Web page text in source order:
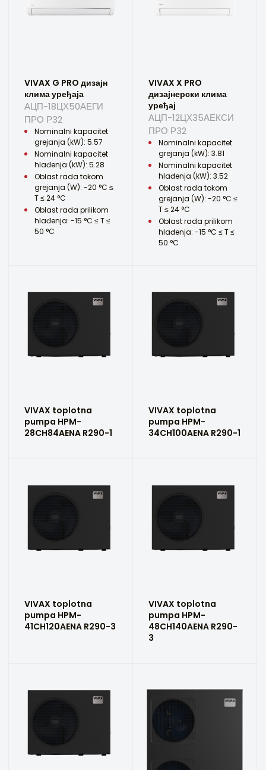
VIVAX G PRO дизајн
клима уређаја
АЦП-18ЦХ50АЕГИ
ПРО Р32
Nominalni kapacitet
grejanja (kW): 5.57
Nominalni kapacitet
hlađenja (kW): 5.28
Oblast rada tokom
grejanja (W): -20 °C ≤
T ≤ 24 °C
Oblast rada prilikom
hlađenja: -15 °C ≤ T ≤
50 °C
VIVAX X PRO
дизајнерски клима
уређај
АЦП-12ЦХ35АЕКСИ
ПРО Р32
Nominalni kapacitet
grejanja (kW): 3.81
Nominalni kapacitet
hlađenja (kW): 3.52
Oblast rada tokom
grejanja (W): -20 °C ≤
T ≤ 24 °C
Oblast rada prilikom
hlađenja: -15 °C ≤ T ≤
50 °C
VIVAX toplotna
pumpa HPM-
28CH84AENA R290-1
VIVAX toplotna
pumpa HPM-
34CH100AENA R290-1
VIVAX toplotna
pumpa HPM-
41CH120AENA R290-3
VIVAX toplotna
pumpa HPM-
48CH140AENA R290-
3